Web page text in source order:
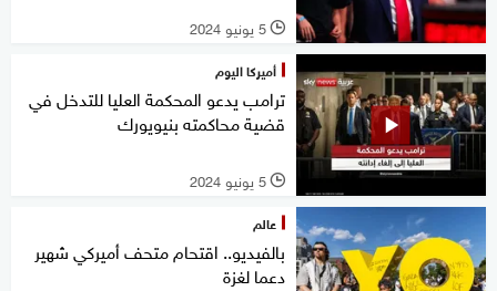
l 5 يونيو 2024
أميركا اليوم
ترامب يدعو المحكمة العليا للتدخل في
قضية محاكمته بنيويورك
l 5 يونيو 2024
عالم
بالفيديو.. اقتحام متحف أميركي شهير
دعما لغزة